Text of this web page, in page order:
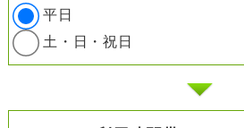
平日
土・日・祝日